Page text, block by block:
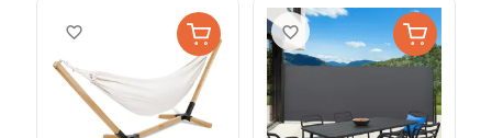
favorite_border favorite_border